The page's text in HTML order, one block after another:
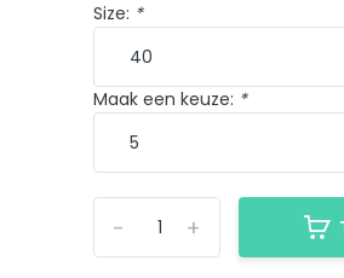
Size: *
Maak een keuze: *
+
-